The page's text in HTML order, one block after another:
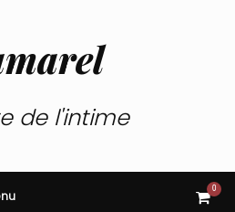
de l'intime
View
0